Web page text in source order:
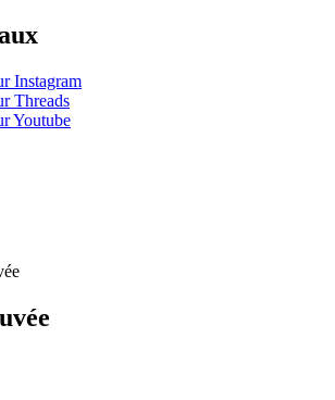
Instagram
Threads
Youtube